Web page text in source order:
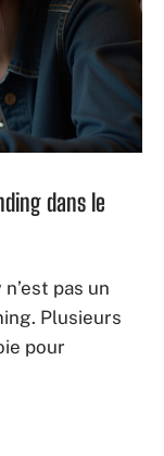
dans le
pas un
Plusieurs
pour